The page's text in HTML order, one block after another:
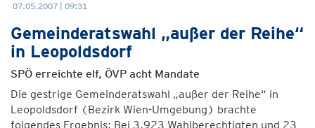
07.05.2007 | 09:31
Gemeinderatswahl „außer der Reihe“
in Leopoldsdorf
SPÖ erreichte elf, ÖVP acht Mandate
Die gestrige Gemeinderatswahl „außer der Reihe“ in
Leopoldsdorf (Bezirk Wien-Umgebung) brachte
folgendes Ergebnis: Bei 3.923 Wahlberechtigten und 23